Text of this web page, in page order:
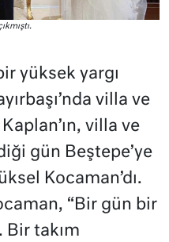
yüksek yargı
villa ve
villa ve
gün Beştepe’ye
Kocaman’dı.
“Bir gün bir
takım